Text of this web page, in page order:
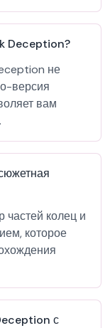
Deception?
не
версия
вам
частей колец и
которое
с